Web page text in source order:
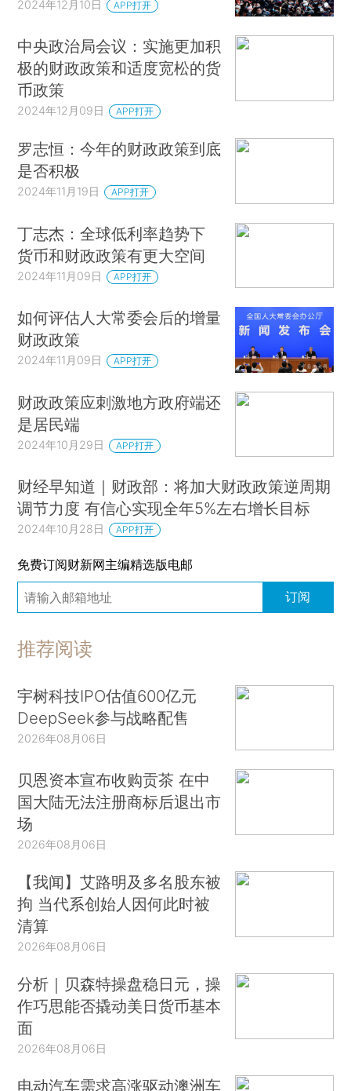
2024年12月10日 APP打开
中央政治局会议：实施更加积
极的财政政策和适度宽松的货
币政策
2024年12月09日 APP打开
罗志恒：今年的财政政策到底
是否积极
2024年11月19日 APP打开
丁志杰：全球低利率趋势下
货币和财政政策有更大空间
2024年11月09日 APP打开
如何评估人大常委会后的增量
财政政策
2024年11月09日 APP打开
财政政策应刺激地方政府端还
是居民端
2024年10月29日 APP打开
财经早知道｜财政部：将加大财政政策逆周期
调节力度 有信心实现全年5%左右增长目标
2024年10月28日 APP打开
免费订阅财新网主编精选版电邮
订阅
推荐阅读
宇树科技IPO估值600亿元
DeepSeek参与战略配售
2026年08月06日
贝恩资本宣布收购贡茶 在中
国大陆无法注册商标后退出市
场
2026年08月06日
【我闻】艾路明及多名股东被
拘 当代系创始人因何此时被
清算
2026年08月06日
分析｜贝森特操盘稳日元，操
作巧思能否撬动美日货币基本
面
2026年08月06日
电动汽车需求高涨驱动澳洲车